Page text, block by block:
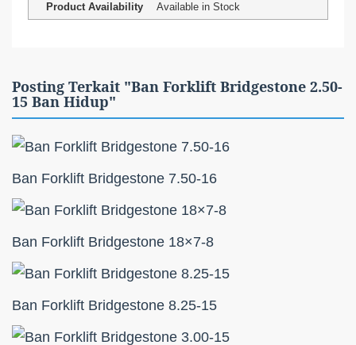
Product Availability
Available in Stock
Posting Terkait "Ban Forklift Bridgestone 2.50-
15 Ban Hidup"
Ban Forklift Bridgestone 7.50-16
Ban Forklift Bridgestone 18×7-8
Ban Forklift Bridgestone 8.25-15